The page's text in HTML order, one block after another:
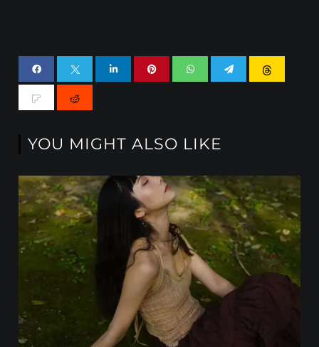
YOU MIGHT ALSO LIKE